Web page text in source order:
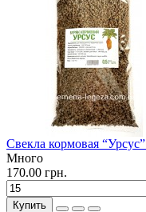
Свекла кормовая
Много
170.00 грн.
Купить